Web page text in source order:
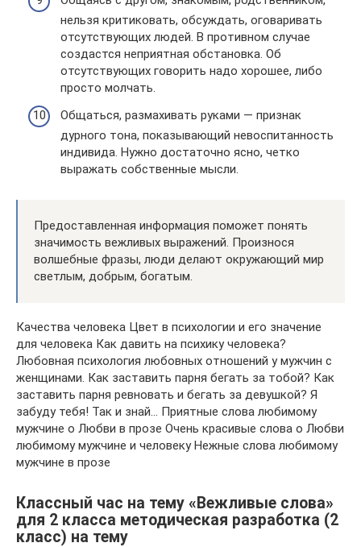
нельзя критиковать, обсуждать, оговаривать
отсутствующих людей. В противном случае
создастся неприятная обстановка. Об
отсутствующих говорить надо хорошее, либо
просто молчать.
Общаться, размахивать руками — признак
дурного тона, показывающий невоспитанность
индивида. Нужно достаточно ясно, четко
выражать собственные мысли.
Предоставленная информация поможет понять
значимость вежливых выражений. Произнося
волшебные фразы, люди делают окружающий мир
светлым, добрым, богатым.
Качества человека Цвет в психологии и его значение
для человека Как давить на психику человека?
Любовная психология любовных отношений у мужчин с
женщинами. Как заставить парня бегать за тобой? Как
заставить парня ревновать и бегать за девушкой? Я
забуду тебя! Так и знай… Приятные слова любимому
мужчине о Любви в прозе Очень красивые слова о Любви
любимому мужчине и человеку Нежные слова любимому
мужчине в прозе
Классный час на тему «Вежливые слова»
для 2 класса методическая разработка (2
класс) на тему